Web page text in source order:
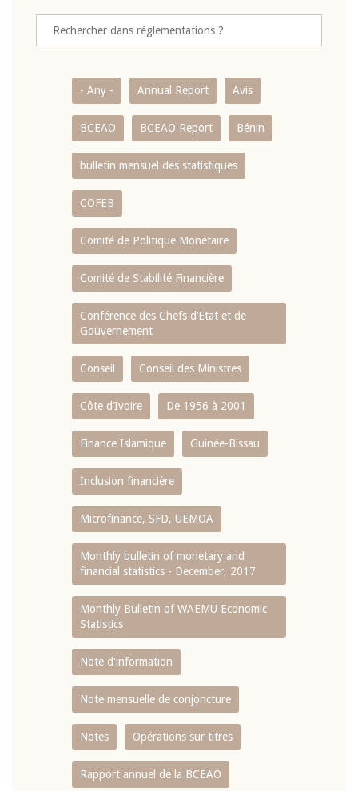
- Any - Annual Report Avis
BCEAO BCEAO Report Bénin
bulletin mensuel des statistiques
COFEB
Comité de Politique Monétaire
Comité de Stabilité Financière
Conférence des Chefs d’Etat et de
Gouvernement
Conseil Conseil des Ministres
Côte d’Ivoire De 1956 à 2001
Finance Islamique Guinée-Bissau
Inclusion financière
Microfinance, SFD, UEMOA
Monthly bulletin of monetary and
financial statistics - December, 2017
Monthly Bulletin of WAEMU Economic
Statistics
Note d'information
Note mensuelle de conjoncture
Notes Opérations sur titres
Rapport annuel de la BCEAO